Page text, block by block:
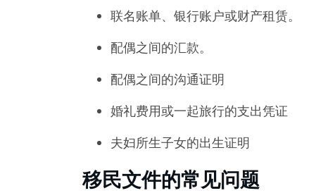
联名账单、银行账户或财产租赁。
配偶之间的汇款。
配偶之间的沟通证明
婚礼费用或一起旅行的支出凭证
夫妇所生子女的出生证明
移民文件的常见问题